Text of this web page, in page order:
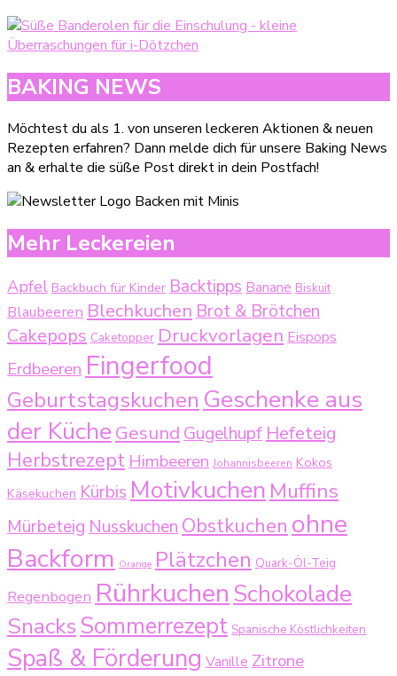
BAKING NEWS
Möchtest du als 1. von unseren leckeren Aktionen & neuen
Rezepten erfahren? Dann melde dich für unsere Baking News
an & erhalte die süße Post direkt in dein Postfach!
Mehr Leckereien
Apfel Backbuch für Kinder Backtipps Banane Biskuit
Blaubeeren Blechkuchen Brot & Brötchen
Cakepops Caketopper Druckvorlagen Eispops
Erdbeeren Fingerfood
Geburtstagskuchen Geschenke aus
der KücheGesund Gugelhupf Hefeteig
Herbstrezept Himbeeren Johannisbeeren Kokos
Käsekuchen Kürbis Motivkuchen Muffins
Mürbeteig Nusskuchen Obstkuchen ohne
Backform Orange Plätzchen Quark-Öl-Teig
Regenbogen Rührkuchen Schokolade
SnacksSommerrezept Spanische Köstlichkeiten
Spaß & Förderung Vanille Zitrone